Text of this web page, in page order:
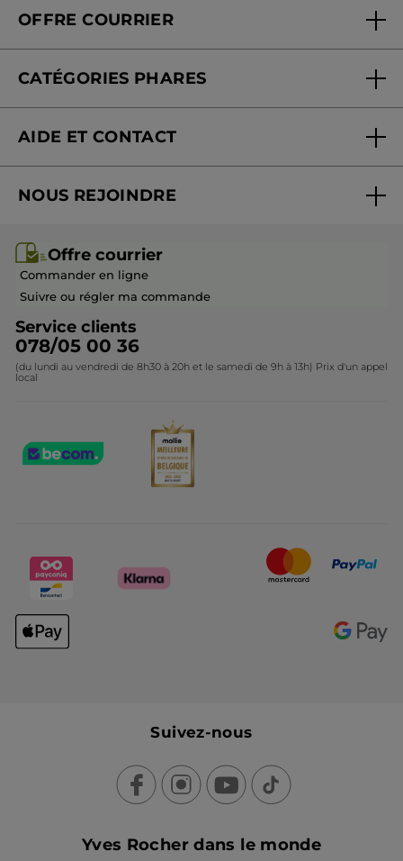
Nos engagements
Blog Act Beautiful
OFFRE COURRIER
CATÉGORIES PHARES
Promotions
Idées cadeaux
Collection de Noël
AIDE ET CONTACT
Mes cadeaux
Questions & Réponses
Contactez-nous
NOUS REJOINDRE
Devenir franchisé ou gérant
Offre courrier
Commander en ligne
Suivre ou régler ma commande
Service clients
078/05 00 36
(du lundi au vendredi de 8h30 à 20h et le samedi de 9h à 13h) Prix d'un appel
local
Suivez-nous
Yves Rocher dans le monde